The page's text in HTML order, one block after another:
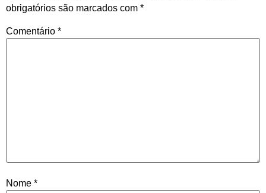
obrigatórios são marcados com *
Comentário *
Nome *